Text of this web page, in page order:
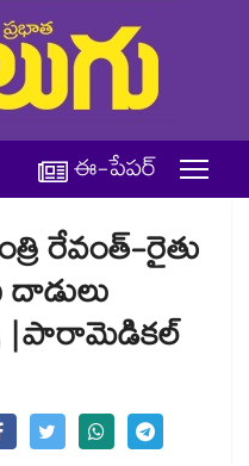
ఈ-పేపర్
రేవంత్-రైతు
|పారామెడికల్